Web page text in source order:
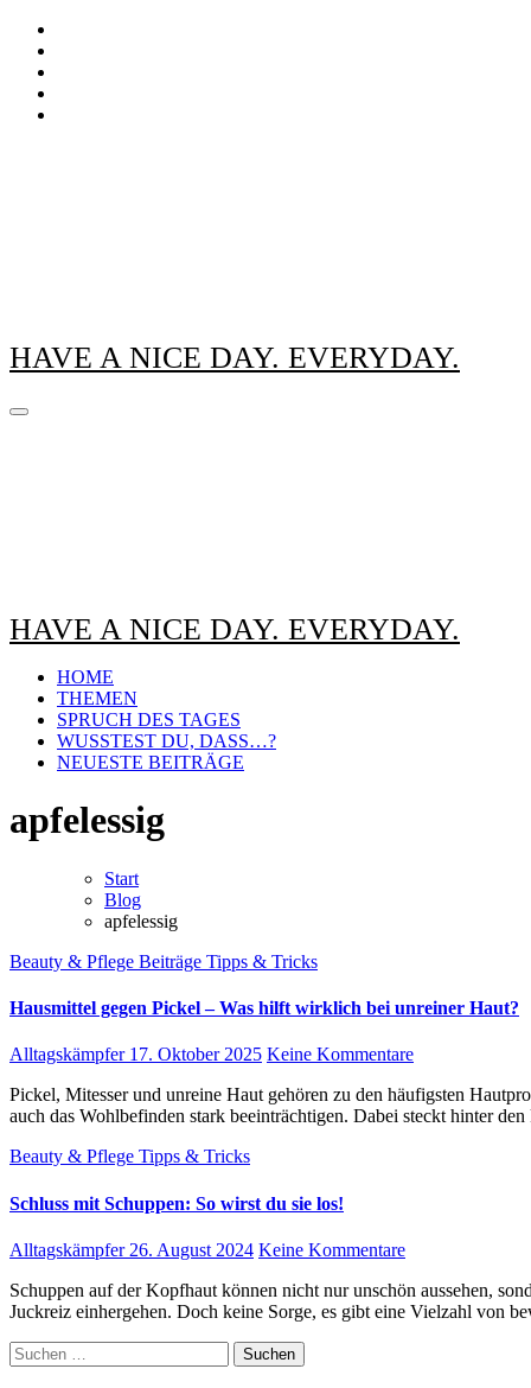
Zum
Inhalt
springen
HAVE A NICE DAY. EVERYDAY.
HAVE A NICE DAY. EVERYDAY.
HOME
THEMEN
SPRUCH DES TAGES
WUSSTEST DU, DASS…?
NEUESTE BEITRÄGE
apfelessig
Start
Blog
apfelessig
Beauty & Pflege Beiträge Tipps & Tricks
Hausmittel gegen Pickel – Was hilft wirklich bei unreiner Haut?
Alltagskämpfer 17. Oktober 2025 Keine Kommentare
Pickel, Mitesser und unreine Haut gehören zu den häufigsten Hautproblemen – und sie können nicht nur das Aussehen, sondern
auch das Wohlbefinden stark beeinträchtigen. Dabei steckt hinter
Beauty & Pflege Tipps & Tricks
Schluss mit Schuppen: So wirst du sie los!
Alltagskämpfer 26. August 2024 Keine Kommentare
Schuppen auf der Kopfhaut können nicht nur unschön aussehen, sondern auch unangenehm sein, besonders wenn sie mit
Juckreiz einhergehen. Doch keine Sorge, es gibt eine Vielzahl von
Suchen
nach: